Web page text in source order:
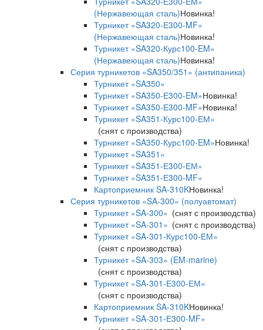
(Нержавеющая сталь)Новинка!
Турникет «SA320-Е300-MF»
(Нержавеющая сталь)Новинка!
Турникет «SA320-Курс100-EM»
(Нержавеющая сталь)Новинка!
Серия турникетов «SA350/351» (антипаника)
Турникет «SA350»
Турникет «SA350-Е300-EM»Новинка!
Турникет «SA350-Е300-MF»Новинка!
Турникет «SA351-Курс100-ЕМ»
(снят с производства)
Турникет «SA350-Курс100-EM»Новинка!
Турникет «SA351»
Турникет «SA351-Е300-ЕМ»
Турникет «SA351-Е300-MF»
Картоприемник SA-310KНовинка!
Серия турникетов «SA-300» (полуавтомат)
Турникет «SA-300» (снят с производства)
Турникет «SA-301» (снят с производства)
Турникет «SA-301-Курс100-ЕМ»
(снят с производства)
Турникет «SA-303» (EM-marine)
(снят с производства)
Турникет «SA-301-Е300-ЕМ»
(снят с производства)
Картоприемник SA-310KНовинка!
Турникет «SA-301-Е300-MF»